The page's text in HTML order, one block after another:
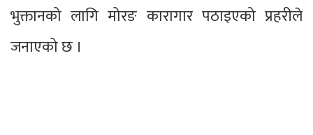
भुक्तानको लागि मोरङ कारागार पठाइएको प्रहरीले
जनाएको छ ।